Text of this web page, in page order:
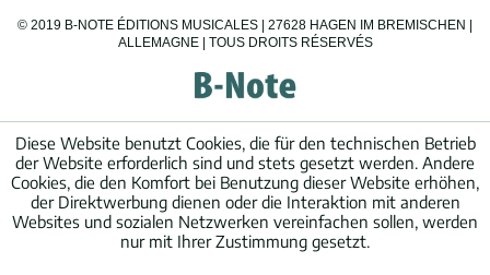
© 2019 B-NOTE ÉDITIONS MUSICALES | 27628 HAGEN IM BREMISCHEN |
ALLEMAGNE | TOUS DROITS RÉSERVÉS
Diese Website benutzt Cookies, die für den technischen Betrieb
der Website erforderlich sind und stets gesetzt werden. Andere
Cookies, die den Komfort bei Benutzung dieser Website erhöhen,
der Direktwerbung dienen oder die Interaktion mit anderen
Websites und sozialen Netzwerken vereinfachen sollen, werden
nur mit Ihrer Zustimmung gesetzt.